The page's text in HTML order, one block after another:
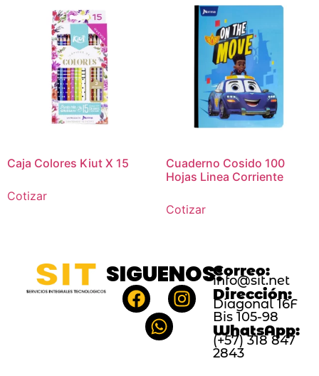
Caja Colores Kiut X 15
Cotizar
Cuaderno Cosido 100
Hojas Linea Corriente
Cotizar
SIGUENOS:Correo:
info@sit.net
Dirección:
Diagonal 16F
Bis 105-98
WhatsApp:
(+57) 318 847
2843